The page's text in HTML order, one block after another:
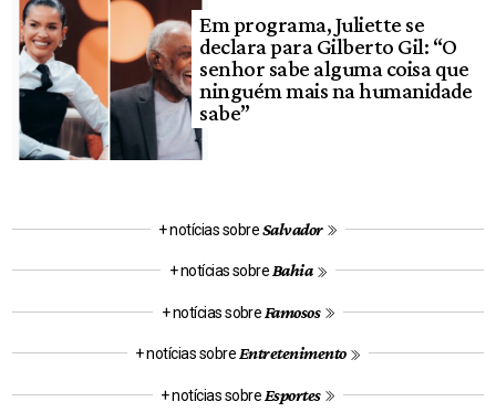
Em programa, Juliette se
declara para Gilberto Gil: “O
senhor sabe alguma coisa que
ninguém mais na humanidade
sabe”
+ notícias sobreSalvador
+ notícias sobre Bahia
+ notícias sobre Famosos
+ notícias sobre Entretenimento
+ notícias sobre Esportes